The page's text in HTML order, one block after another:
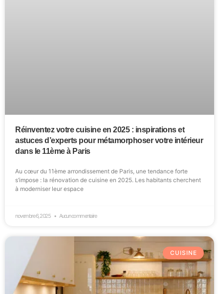
Réinventez votre cuisine en 2025 : inspirations et
astuces d’experts pour métamorphoser votre intérieur
dans le 11ème à Paris
Au cœur du 11ème arrondissement de Paris, une tendance forte
s’impose : la rénovation de cuisine en 2025. Les habitants cherchent
à moderniser leur espace
novembre 6, 2025 Aucun commentaire
CUISINE